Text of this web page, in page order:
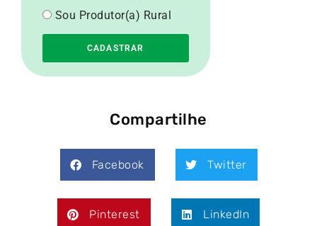
Sou Produtor(a) Rural
CADASTRAR
Compartilhe
Facebook Twitter
Pinterest LinkedIn